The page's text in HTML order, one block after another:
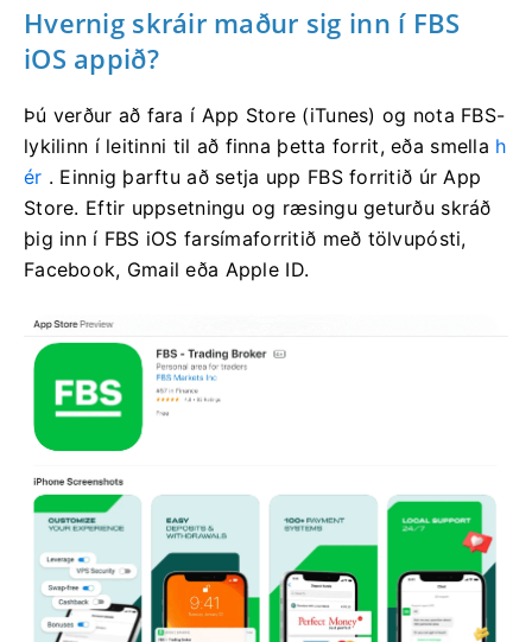
Hvernig skráir maður sig inn í FBS
iOS appið?
Þú verður að fara í App Store (iTunes) og nota FBS-
lykilinn í leitinni til að finna þetta forrit, eða smella h
ér . Einnig þarftu að setja upp FBS forritið úr App
Store. Eftir uppsetningu og ræsingu geturðu skráð
þig inn í FBS iOS farsímaforritið með tölvupósti,
Facebook, Gmail eða Apple ID.